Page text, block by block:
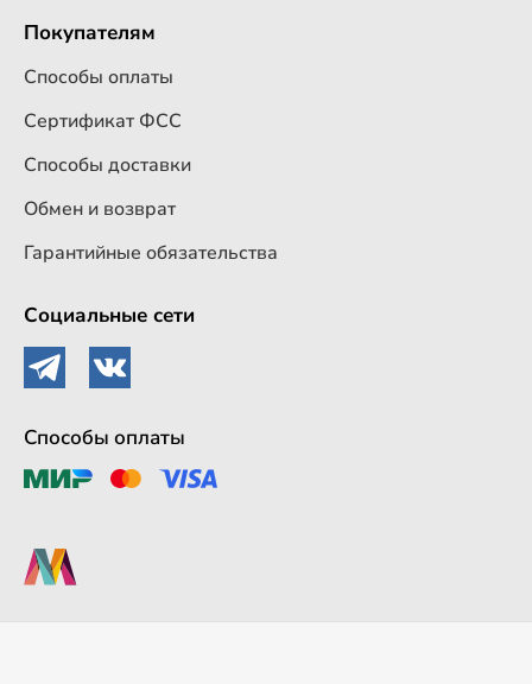
Покупателям
Способы оплаты
Сертификат ФСС
Способы доставки
Обмен и возврат
Гарантийные обязательства
Социальные сети
Способы оплаты